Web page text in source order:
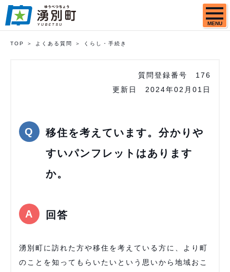
MENU
TOP よくある質問 くらし・手続き
質問登録番号
176
更新日
2024年02月01日
移住を考えています。分かりや
すいパンフレットはあります
か。
回答
湧別町に訪れた方や移住を考えている方に、より町
のことを知ってもらいたいという思いから地域おこ